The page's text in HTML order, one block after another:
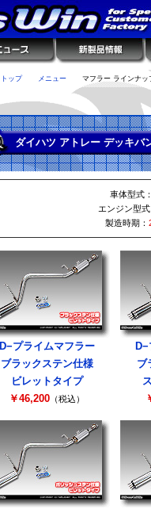
トップ メニュー マフラー ラインナッ
ダイハツ アトレー デッキバ
車体型式
エンジン型
製造時期：
D−プライムマフラー
ブラックステン仕様
ビレットタイプ
￥46,200 （税込）
ブ